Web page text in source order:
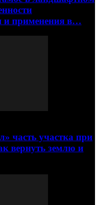
применения в…
часть участка при
вернуть землю и